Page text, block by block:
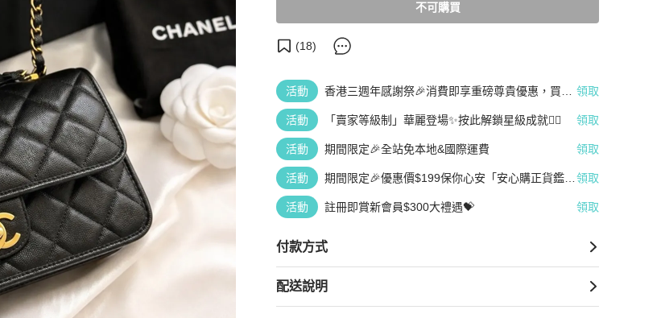
不可購買
(18)
活動
香港三週年感謝祭🎉消費即享重磅尊貴優惠，買越
領取
活動 「賣家等級制」華麗登場✨按此解鎖星級成就👆🏻 領取
活動 期間限定🎉全站免本地&國際運費 領取
活動
期間限定🎉優惠價$199保你心安「安心購正貨鑑
領取
活動 註冊即賞新會員$300大禮遇💝 領取
付款方式
配送說明